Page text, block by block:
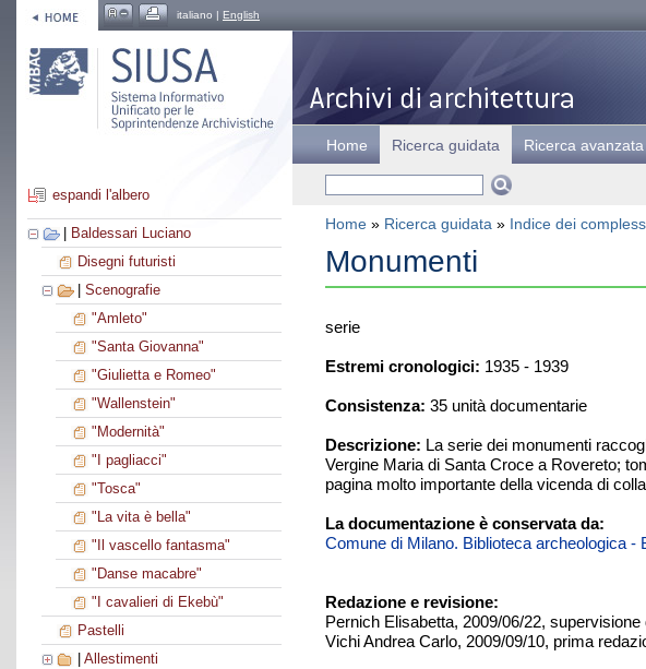
italiano | English
espandi l'albero
Baldessari Luciano
Disegni futuristi
Scenografie
"Amleto"
"Santa Giovanna"
"Giulietta e Romeo"
"Wallenstein"
"Modernità"
"I pagliacci"
"Tosca"
"La vita è bella"
"Il vascello fantasma"
"Danse macabre"
"I cavalieri di Ekebù"
Pastelli
Allestimenti
Home Ricerca guidata Ricerca avanzata
Home » Ricerca guidata » Indice dei
Monumenti
serie
Estremi cronologici: 1935 - 1939
Consistenza: 35 unità documentarie
Descrizione: La serie dei monumenti
Vergine Maria di Santa Croce a Rovereto;
pagina molto importante della vicenda di
La documentazione è conservata da:
Comune di Milano. Biblioteca archeologica
Redazione e revisione:
Pernich Elisabetta, 2009/06/22, supervisione
Vichi Andrea Carlo, 2009/09/10, prima